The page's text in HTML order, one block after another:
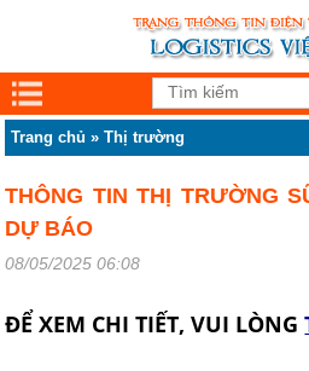
Trang chủ »Thị trường
THÔNG TIN THỊ TRƯỜNG
DỰ BÁO
08/05/2025 06:08
ĐỂ XEM CHI TIẾT, VUI LÒNG